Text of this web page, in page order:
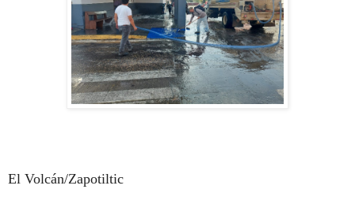
El Volcán/Zapotiltic